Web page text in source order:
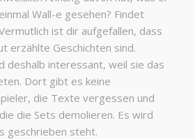
Wall-e gesehen? Findet
ist dir aufgefallen, dass
erzählte Geschichten sind.
deshalb interessant, weil sie das
Dort gibt es keine
die Texte vergessen und
die Sets demolieren. Es wird
geschrieben steht.